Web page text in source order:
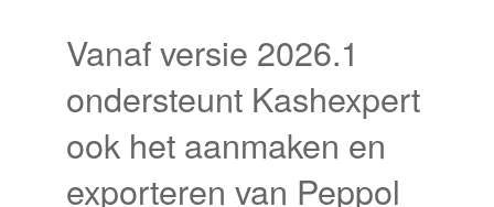
Vanaf versie 2026.1
ondersteunt Kashexpert
ook het aanmaken en
exporteren van Peppol